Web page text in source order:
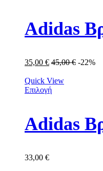
Adidas
35,00 € 45,00€ -22%
Quick View
Επιλογή
Adidas
33,00 €